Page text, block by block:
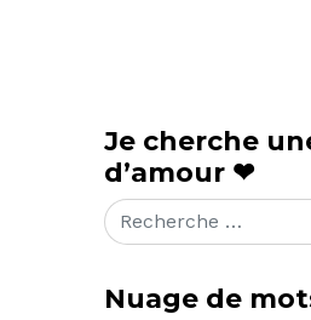
Je cherche
d’amour ❤
Rechercher
Nuage de